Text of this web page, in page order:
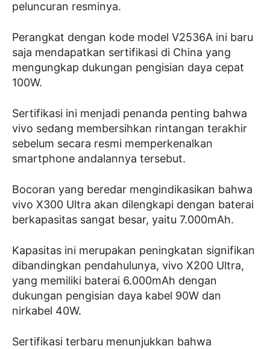
peluncuran resminya.
Perangkat dengan kode model V2536A ini baru
saja mendapatkan sertifikasi di China yang
mengungkap dukungan pengisian daya cepat
100W.
Sertifikasi ini menjadi penanda penting bahwa
vivo sedang membersihkan rintangan terakhir
sebelum secara resmi memperkenalkan
smartphone andalannya tersebut.
Bocoran yang beredar mengindikasikan bahwa
vivo X300 Ultra akan dilengkapi dengan baterai
berkapasitas sangat besar, yaitu 7.000mAh.
Kapasitas ini merupakan peningkatan signifikan
dibandingkan pendahulunya, vivo X200 Ultra,
yang memiliki baterai 6.000mAh dengan
dukungan pengisian daya kabel 90W dan
nirkabel 40W.
Sertifikasi terbaru menunjukkan bahwa